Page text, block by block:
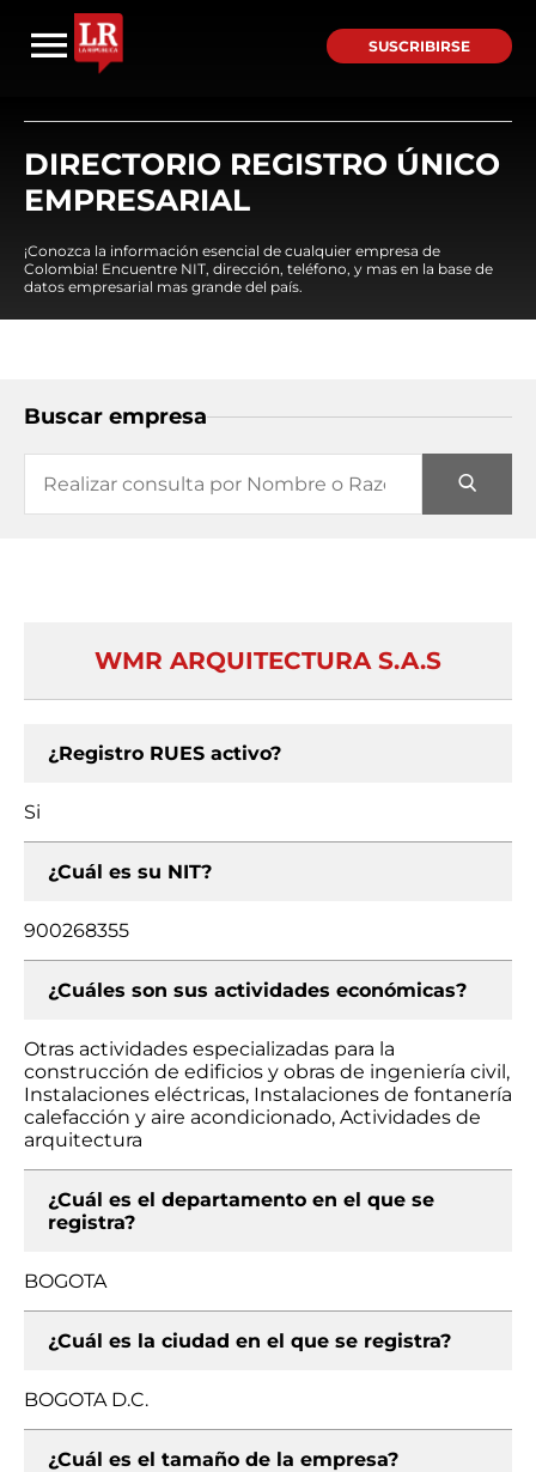
SUSCRIBIRSE
DIRECTORIO REGISTRO ÚNICO
EMPRESARIAL
¡Conozca la información esencial de cualquier empresa de
Colombia! Encuentre NIT, dirección, teléfono, y mas en la base de
datos empresarial mas grande del país.
Buscar empresa
WMR ARQUITECTURA S.A.S
¿Registro RUES activo?
Si
¿Cuál es su NIT?
900268355
¿Cuáles son sus actividades económicas?
Otras actividades especializadas para la
construcción de edificios y obras de ingeniería civil,
Instalaciones eléctricas, Instalaciones de fontanería
calefacción y aire acondicionado, Actividades de
arquitectura
¿Cuál es el departamento en el que se
registra?
BOGOTA
¿Cuál es la ciudad en el que se registra?
BOGOTA D.C.
¿Cuál es el tamaño de la empresa?